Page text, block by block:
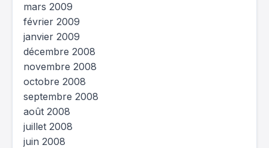
mars 2009
février 2009
janvier 2009
décembre 2008
novembre 2008
octobre 2008
septembre 2008
août 2008
juillet 2008
juin 2008